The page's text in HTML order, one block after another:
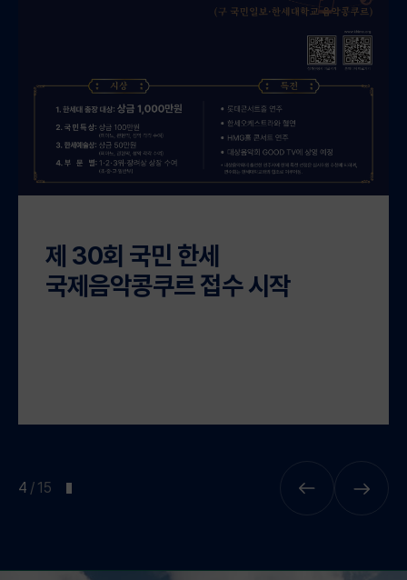
헬스케어 분야 교육과정 개발 및 운영 협력 ▲현장
견학·실습·멘토링 등 실무 중심 교육환경 제공 ▲
경기도 앵커사업 연계 성과 공유 등에 협력하기로
합의하였다. 이번 협약은 경기도 지역성장
인재양성체계 앵커(ANCHOR) 사업의 일환으로
추진되었으며, ‘디지털 전환 대응 융합형
인재양성사업’의 최형심 주관교수 및 학생들이
분당서울대학교병원 의료인공지능센터가
참여하여 최첨단 의료 AI 실무교육 기회를
체계적으로 경험할 수 있는 기반을 마련했다는
점에서 의미가 있다. 분당서울대학교병원
교육과정으로 진행된다. 분당서울대학교병원에서
경기도 바이오 전문인력 양성사업」과 연계해
제 30회 국민 한세
국제음악콩쿠르 접수 시작
4 / 15